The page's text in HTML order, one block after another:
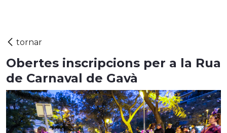
Obertes inscripcions per a la Rua
de Carnaval de Gavà